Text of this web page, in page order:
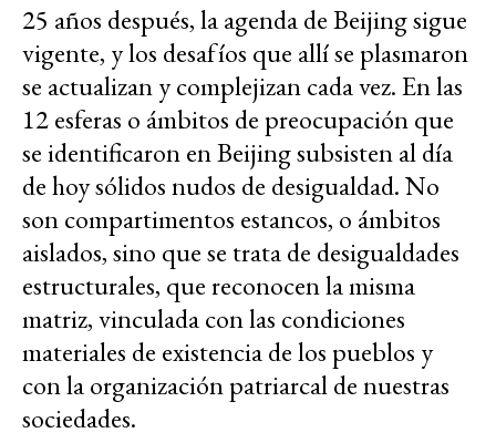
25 años después, la agenda de Beijing sigue
vigente, y los desafíos que allí se plasmaron
se actualizan y complejizan cada vez. En las
12 esferas o ámbitos de preocupación que
se identificaron en Beijing subsisten al día
de hoy sólidos nudos de desigualdad. No
son compartimentos estancos, o ámbitos
aislados, sino que se trata de desigualdades
estructurales, que reconocen la misma
matriz, vinculada con las condiciones
materiales de existencia de los pueblos y
con la organización patriarcal de nuestras
sociedades.